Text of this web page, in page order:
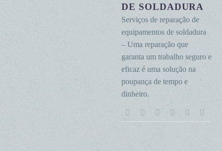
de
soldadura
DE SOLDADURA
Serviços de reparação de
equipamentos de soldadura
– Uma reparação que
garanta um trabalho seguro e
eficaz é uma solução na
poupança de tempo e
dinheiro.